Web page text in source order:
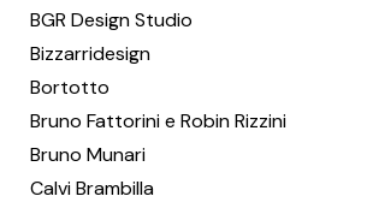
BGR Design Studio
Bizzarridesign
Bortotto
Bruno Fattorini e Robin Rizzini
Bruno Munari
Calvi Brambilla